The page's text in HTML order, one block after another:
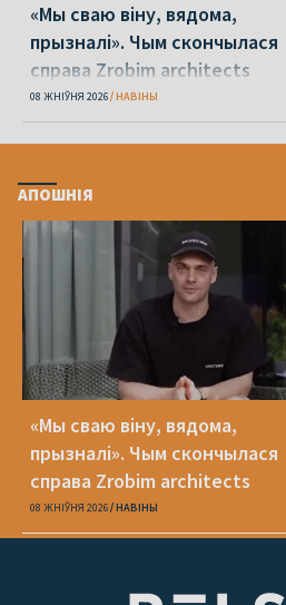
«Мы сваю віну, вядома,
прызналі». Чым скончылася
справа Zrobim architects
08 ЖНІЎНЯ 2026 НАВІНЫ
АПОШНІЯ
«Мы сваю віну, вядома,
прызналі». Чым скончылася
справа Zrobim architects
08 ЖНІЎНЯ 2026 НАВІНЫ